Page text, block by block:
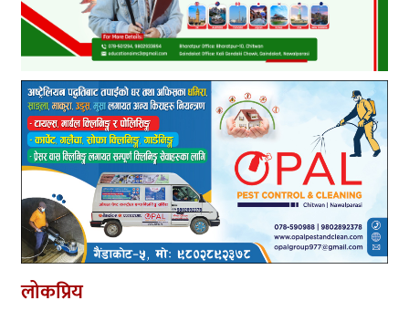
लोकप्रिय